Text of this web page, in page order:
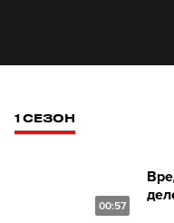
1 СЕЗОН
00:57